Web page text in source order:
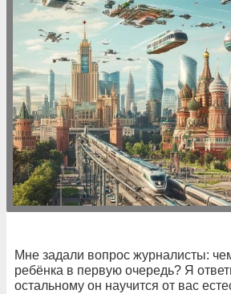
Мне задали вопрос журналисты:
ребёнка в первую очередь? Я
остальному он научится от вас